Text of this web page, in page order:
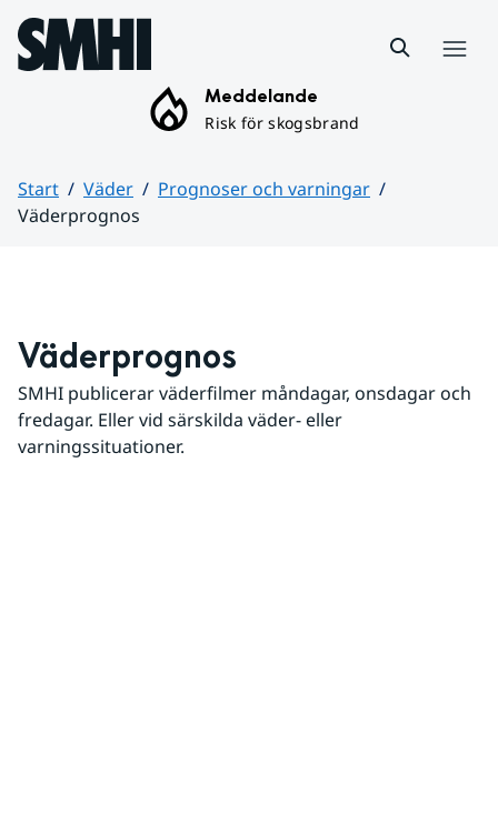
Hoppa till sidans innehåll
Meddelande
Risk för skogsbrand
Start Väder
Prognoser och varningar
Väderprognos
Väderprognos
SMHI publicerar väderfilmer måndagar, onsdagar och
fredagar. Eller vid särskilda väder- eller
varningssituationer.